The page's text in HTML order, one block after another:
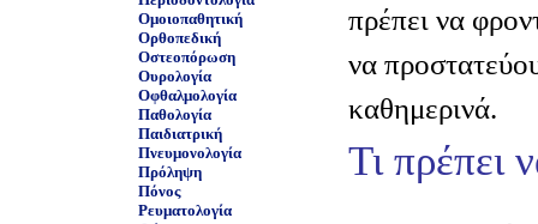
Ομοιοπαθητική
Ορθοπεδική
Οστεοπόρωση
Ουρολογία
Οφθαλμολογία
Παθολογία
Παιδιατρική
Πνευμονολογία
Πρόληψη
Πόνος
Ρευματολογία
πρέπει να
να
καθημερινά.
Τι πρέπει